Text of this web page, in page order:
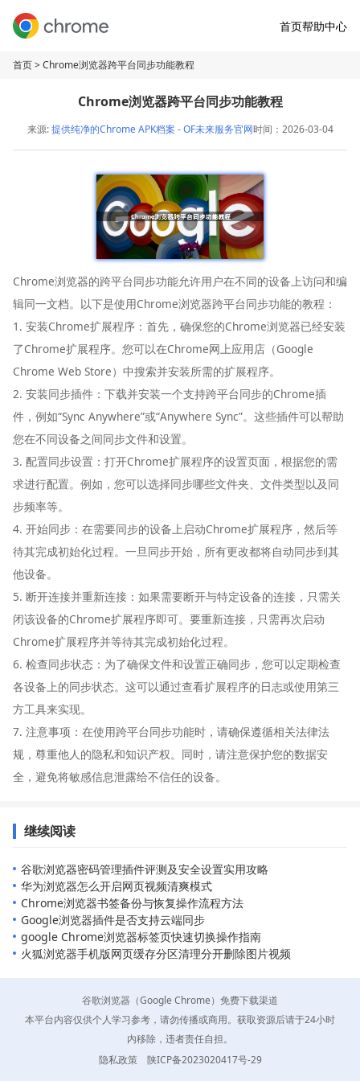
首页帮助中心
首页> Chrome浏览器跨平台同步功能教程
Chrome浏览器跨平台同步功能教程
来源:提供纯净的Chrome APK档案 - OF未来服务官网时间：2026-03-04
Chrome浏览器的跨平台同步功能允许用户在不同的设备上访问和编
辑同一文档。以下是使用Chrome浏览器跨平台同步功能的教程：
1. 安装Chrome扩展程序：首先，确保您的Chrome浏览器已经安装
了Chrome扩展程序。您可以在Chrome网上应用店（Google
Chrome Web Store）中搜索并安装所需的扩展程序。
2. 安装同步插件：下载并安装一个支持跨平台同步的Chrome插
件，例如“Sync Anywhere”或“Anywhere Sync”。这些插件可以帮助
您在不同设备之间同步文件和设置。
3. 配置同步设置：打开Chrome扩展程序的设置页面，根据您的需
求进行配置。例如，您可以选择同步哪些文件夹、文件类型以及同
步频率等。
4. 开始同步：在需要同步的设备上启动Chrome扩展程序，然后等
待其完成初始化过程。一旦同步开始，所有更改都将自动同步到其
他设备。
5. 断开连接并重新连接：如果需要断开与特定设备的连接，只需关
闭该设备的Chrome扩展程序即可。要重新连接，只需再次启动
Chrome扩展程序并等待其完成初始化过程。
6. 检查同步状态：为了确保文件和设置正确同步，您可以定期检查
各设备上的同步状态。这可以通过查看扩展程序的日志或使用第三
方工具来实现。
7. 注意事项：在使用跨平台同步功能时，请确保遵循相关法律法
规，尊重他人的隐私和知识产权。同时，请注意保护您的数据安
全，避免将敏感信息泄露给不信任的设备。
继续阅读
谷歌浏览器密码管理插件评测及安全设置实用攻略
华为浏览器怎么开启网页视频清爽模式
Chrome浏览器书签备份与恢复操作流程方法
Google浏览器插件是否支持云端同步
google Chrome浏览器标签页快速切换操作指南
火狐浏览器手机版网页缓存分区清理分开删除图片视频
谷歌浏览器（Google Chrome）免费下载渠道
本平台内容仅供个人学习参考，请勿传播或商用。获取资源后请于24小时
内移除，违者责任自担。
隐私政策
陕ICP备2023020417号-29